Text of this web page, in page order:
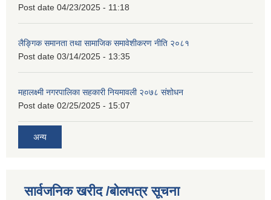
Post date 04/23/2025 - 11:18
लैङ्गिक समानता तथा सामाजिक समावेशीकरण नीति २०८१
Post date 03/14/2025 - 13:35
महालक्ष्मी नगरपालिका सहकारी नियमावली २०७८ संशोधन
Post date 02/25/2025 - 15:07
अन्य
सार्वजनिक खरीद /बोलपत्र सूचना